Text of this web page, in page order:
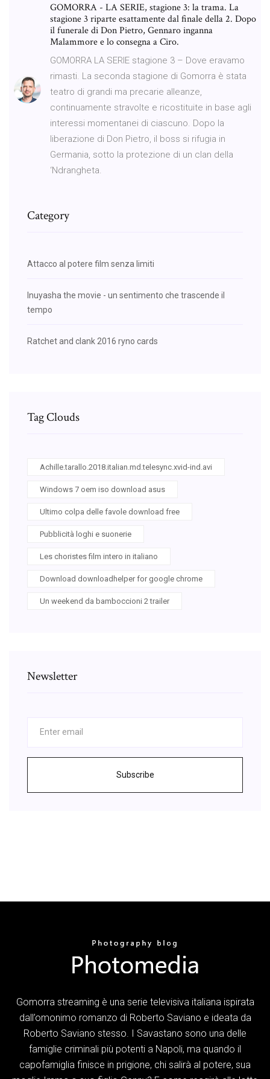
GOMORRA - LA SERIE, stagione 3: la trama. La
stagione 3 riparte esattamente dal finale della 2. Dopo
il funerale di Don Pietro, Gennaro inganna
Malammore e lo consegna a Ciro.
GOMORRA LA SERIE stagione 3 – Dove eravamo
rimasti. La seconda stagione di Gomorra è stata
teatro di grandi ma precarie alleanze,
continuamente stravolte e ricostituite in base agli
interessi momentanei di ciascuno. Dopo la
liberazione di Don Pietro, il boss si rifugia in
Germania, sotto la protezione di un clan della
‘Ndrangheta.
Category
Attacco al potere film senza limiti
Inuyasha the movie - un sentimento che trascende il
tempo
Ratchet and clank 2016 ryno cards
Tag Clouds
Achille.tarallo.2018.italian.md.telesync.xvid-ind.avi
Windows 7 oem iso download asus
Ultimo colpa delle favole download free
Pubblicità loghi e suonerie
Les choristes film intero in italiano
Download downloadhelper for google chrome
Un weekend da bamboccioni 2 trailer
Newsletter
Subscribe
Gomorra streaming è una serie televisiva italiana ispirata
dall’omonimo romanzo di Roberto Saviano e ideata da
Roberto Saviano stesso. I Savastano sono una delle
famiglie criminali più potenti a Napoli, ma quando il
capofamiglia finisce in prigione, chi salirà al potere, sua